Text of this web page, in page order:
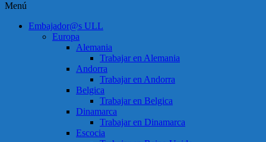
Menú
Embajador@s ULL
Europa
Alemania
Trabajar en Alemania
Andorra
Trabajar en Andorra
Belgica
Trabajar en Belgica
Dinamarca
Trabajar en Dinamarca
Escocia